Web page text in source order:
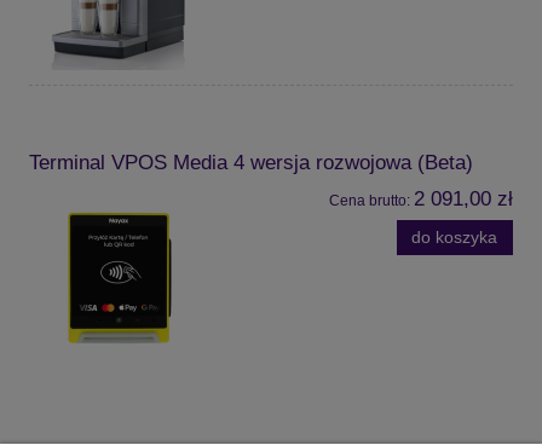
Terminal VPOS Media 4 wersja rozwojowa (Beta)
Cena brutto: 2 091,00 zł
do koszyka